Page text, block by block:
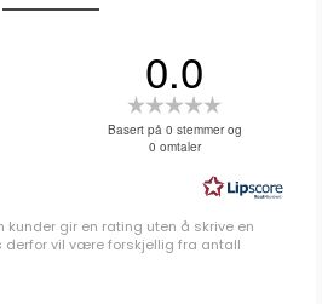
5 av 5 mulige
4 av 5 mulige
3 av 5 mulige
2 av 5 mulige
1 av 5 mulige
0.0
0.0
5
mulige
Basert på 0 stemmer og
0 omtaler
gir en rating uten å skrive en
derfor vil være forskjellig fra antall